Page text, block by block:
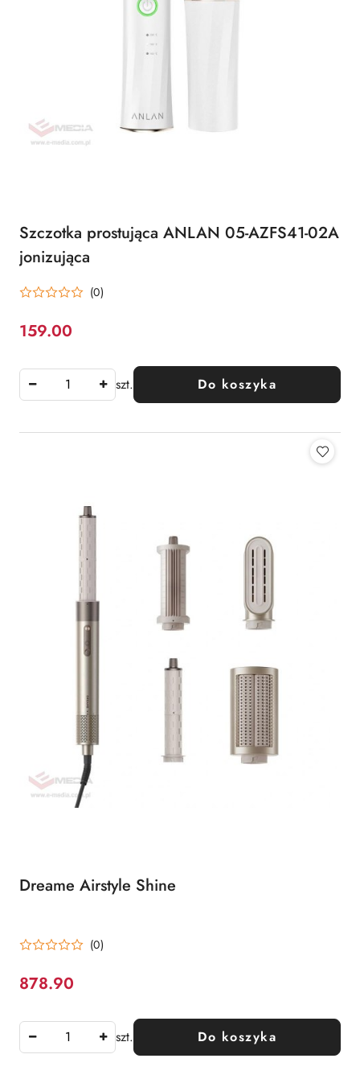
Szczotka prostująca ANLAN 05-AZFS41-02A
jonizująca
(0)
Cena:
159.00
szt. Do koszyka
Dreame Airstyle Shine
(0)
Cena:
878.90
szt. Do koszyka